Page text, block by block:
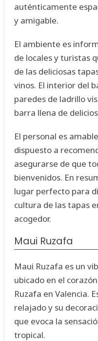
auténticamente
y amigable.
El ambiente es
de locales y turistas
de las deliciosas
vinos. El interior del
paredes de ladrillo
barra llena de
El personal es
dispuesto a
asegurarse de que
bienvenidos. En
lugar perfecto para
cultura de las tapas
acogedor.
Maui Ruzafa
Maui Ruzafa es un
ubicado en el
Ruzafa en Valencia.
relajado y su
que evoca la
tropical.